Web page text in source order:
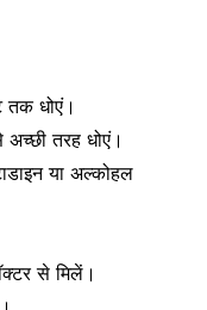
तक धोएं।
तरह धोएं।
या अल्कोहल
से मिलें।